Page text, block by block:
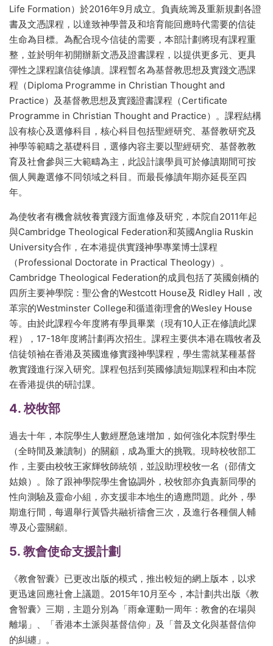
Life Formation）於2016年9月成立。負責統籌及重新規劃各證
書及文憑課程，以達致神學普及和培育能回應時代需要的信徒
生命為目標。為配合現今信徒的需要，本部計劃將現有課程重
整，並於明年初開辦新文憑及證書課程，以提供更多元、更具
彈性之課程讓信徒修讀。課程暫名為基督教思想及實踐文憑課
程（Diploma Programme in Christian Thought and
Practice）及基督教思想及實踐證書課程（Certificate
Programme in Christian Thought and Practice）。課程結構
設有核心及選修科目，核心科目包括聖經研究、基督教研究及
神學等範疇之基礎科目，選修內容主要以聖經研究、基督教教
育及社會參與三大範疇為主，此設計讓學員可於修讀期間可按
個人興趣選修不同領域之科目。而最長修讀年期亦延長至四
年。
為使牧者有機會就牧養實踐方面進修及研究，本院自2011年起
與Cambridge Theological Federation和英國Anglia Ruskin
University合作，在本港提供實踐神學專業博士課程
（Professional Doctorate in Practical Theology）。
Cambridge Theological Federation的成員包括了英國劍橋的
四所主要神學院：聖公會的Westcott House及 Ridley Hall，改
革宗的Westminster College和循道衛理會的Wesley House
等。由於此課程今年度將有學員畢業（現有10人正在修讀此課
程），17-18年度將計劃再次招生。課程主要供本港在職牧者及
信徒領袖在香港及英國進修實踐神學課程，學生需就某種基督
教實踐進行深入研究。課程包括到英國修讀短期課程和由本院
在香港提供的研討課。
4. 校牧部
過去十年，本院學生人數經歷急速增加，如何強化本院對學生
（全時間及兼讀制）的關顧，成為重大的挑戰。現時校牧部工
作，主要由校牧王家輝牧師統領，並設助理校牧一名（邵倩文
姑娘）。除了跟神學院學生會協調外，校牧部亦負責新同學的
性向測驗及靈命小組，亦支援非本地生的適應問題。此外，學
期進行間，每週舉行黃昏共融祈禱會三次，及進行各種個人輔
導及心靈關顧。
5. 教會使命支援計劃
《教會智囊》已更改出版的模式，推出較短的網上版本，以求
更迅速回應社會上議題。2015年10月至今，本計劃共出版《教
會智囊》三期，主題分別為「雨傘運動一周年：教會的在場與
離場」、「香港本土派與基督信仰」及「普及文化與基督信仰
的糾纏」。